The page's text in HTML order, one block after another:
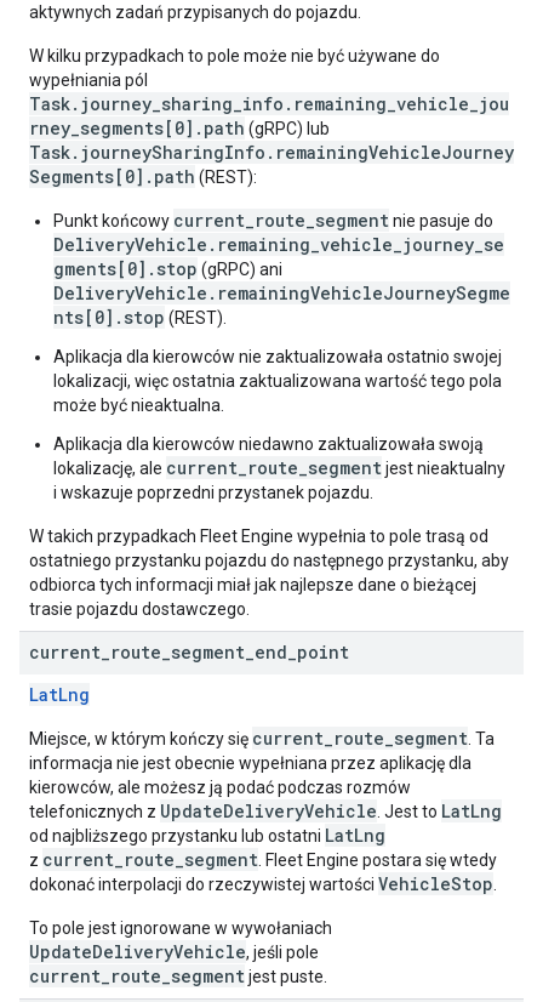
aktywnych zadań przypisanych do pojazdu.
W kilku przypadkach to pole może nie być używane do
wypełniania pól
Task.journey_sharing_info.remaining_vehicle_jou
rney_segments[0].path (gRPC) lub
Task.journeySharingInfo.remainingVehicleJourney
Segments[0].path (REST):
Punkt końcowy current_route_segmentnie pasuje do
DeliveryVehicle.remaining_vehicle_journey_se
gments[0].stop (gRPC) ani
DeliveryVehicle.remainingVehicleJourneySegme
nts[0].stop (REST).
Aplikacja dla kierowców nie zaktualizowała ostatnio swojej
lokalizacji, więc ostatnia zaktualizowana wartość tego pola
może być nieaktualna.
Aplikacja dla kierowców niedawno zaktualizowała swoją
lokalizację, ale current_route_segmentjest nieaktualny
i wskazuje poprzedni przystanek pojazdu.
W takich przypadkach Fleet Engine wypełnia to pole trasą od
ostatniego przystanku pojazdu do następnego przystanku, aby
odbiorca tych informacji miał jak najlepsze dane o bieżącej
trasie pojazdu dostawczego.
current route segment end point
LatLng
Miejsce, w którym kończy się current_route_segment . Ta
informacja nie jest obecnie wypełniana przez aplikację dla
kierowców, ale możesz ją podać podczas rozmów
telefonicznych z UpdateDeliveryVehicle . Jest to LatLng
od najbliższego przystanku lub ostatni LatLng
z current_route_segment . Fleet Engine postara się wtedy
dokonać interpolacji do rzeczywistej wartości VehicleStop
To pole jest ignorowane w wywołaniach
UpdateDeliveryVehicle, jeśli pole
current_route_segmentjest puste.